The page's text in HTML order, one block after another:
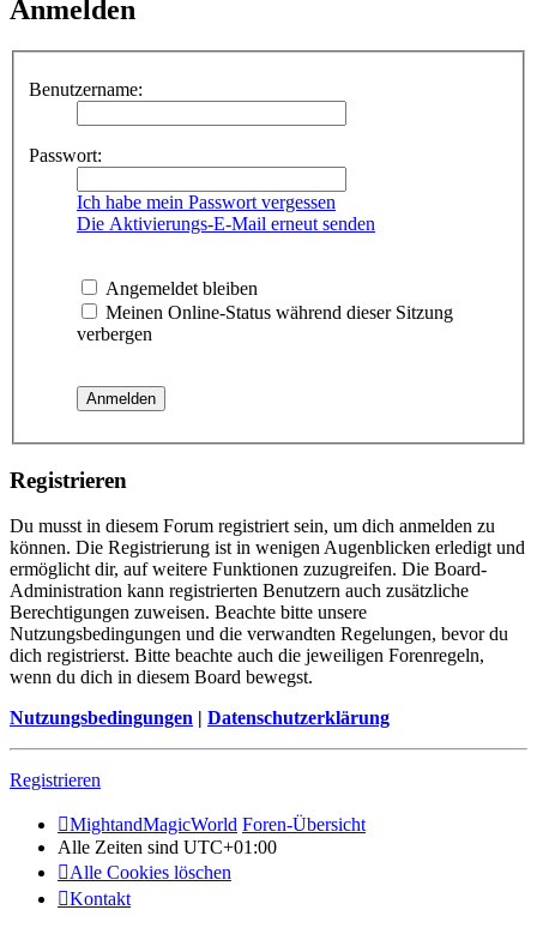
Anmelden
Benutzername:
Passwort:
Ich habe mein Passwort vergessen
Die Aktivierungs-E-Mail erneut senden
Angemeldet bleiben
Meinen Online-Status während dieser Sitzung
verbergen
Registrieren
Du musst in diesem Forum registriert sein, um dich anmelden zu
können. Die Registrierung ist in wenigen Augenblicken erledigt und
ermöglicht dir, auf weitere Funktionen zuzugreifen. Die Board-
Administration kann registrierten Benutzern auch zusätzliche
Berechtigungen zuweisen. Beachte bitte unsere
Nutzungsbedingungen und die verwandten Regelungen, bevor du
dich registrierst. Bitte beachte auch die jeweiligen Forenregeln,
wenn du dich in diesem Board bewegst.
Nutzungsbedingungen | Datenschutzerklärung
Registrieren
MightandMagicWorld Foren-Übersicht
Alle Zeiten sind UTC+01:00
Alle Cookies löschen
Kontakt